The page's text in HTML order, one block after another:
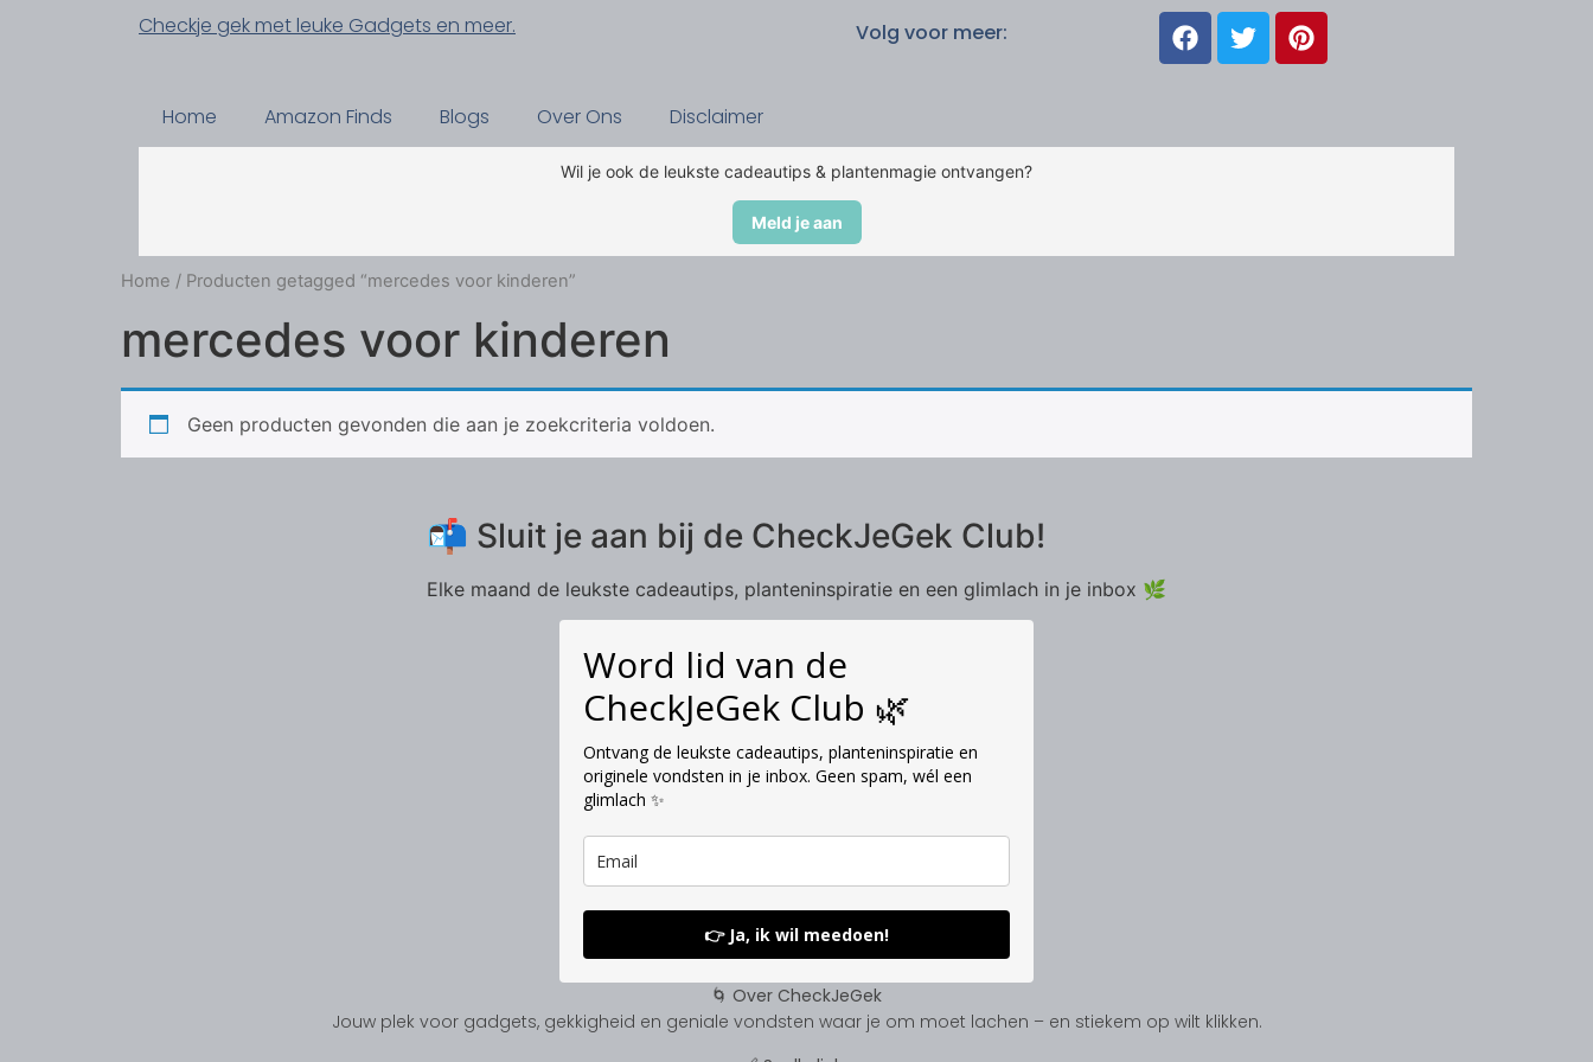
Checkje gek met leuke Gadgets en meer. Volg voor meer:
Home Amazon Finds Blogs Over Ons Disclaimer
Wil je ook de leukste cadeautips & plantenmagie ontvangen?
Meld je aan
Home / Producten getagged “mercedes voor kinderen”
mercedes voor kinderen
Geen producten gevonden die aan je zoekcriteria voldoen.
📬 Sluit je aan bij de CheckJeGek Club!
Elke maand de leukste cadeautips, planteninspiratie en een glimlach in je inbox 🌿
Word lid van de
CheckJeGek Club 🌿
Ontvang de leukste cadeautips, planteninspiratie en
originele vondsten in je inbox. Geen spam, wél een
glimlach ✨
👉 Ja, ik wil meedoen!
🌀 Over CheckJeGek
Jouw plek voor gadgets, gekkigheid en geniale vondsten waar je om moet lachen – en stiekem op wilt klikken.